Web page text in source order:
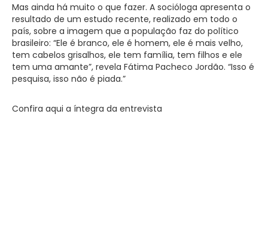
Mas ainda há muito o que fazer. A socióloga apresenta o
resultado de um estudo recente, realizado em todo o
país, sobre a imagem que a população faz do político
brasileiro: “Ele é branco, ele é homem, ele é mais velho,
tem cabelos grisalhos, ele tem família, tem filhos e ele
tem uma amante”, revela Fátima Pacheco Jordão. “Isso é
pesquisa, isso não é piada.”
Confira aqui a íntegra da entrevista